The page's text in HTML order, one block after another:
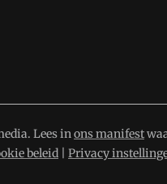
Lees inons manifest
beleid Privacy